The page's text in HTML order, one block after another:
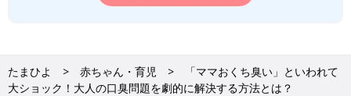
たまひよ 赤ちゃん・育児
「ママおくち臭い」といわれて
大ショック！大人の口臭問題を劇的に解決する方法とは？